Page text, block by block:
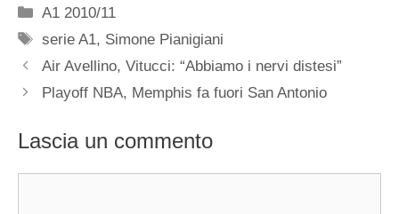
Categorie
A1 2010/11
Tag
serie A1, Simone Pianigiani
Air Avellino, Vitucci: “Abbiamo i nervi distesi”
Playoff NBA, Memphis fa fuori San Antonio
Lascia un commento